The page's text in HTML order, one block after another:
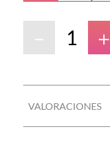
＋
－
VALORACIONES